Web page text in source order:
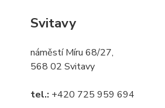
Svitavy
náměstí Míru 68/27,
568 02 Svitavy
tel.: +420 725 959 694